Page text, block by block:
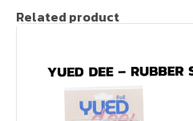
Related product